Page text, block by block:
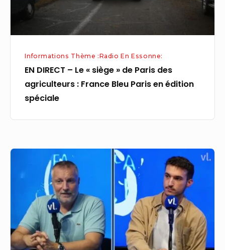
agriculteurs
Bleu
Paris
édition
Informations Thème :Radio En Essonne:
EN DIRECT – Le « siège » de Paris des
agriculteurs : France Bleu Paris en édition
spéciale
Télé
vie
dédiée